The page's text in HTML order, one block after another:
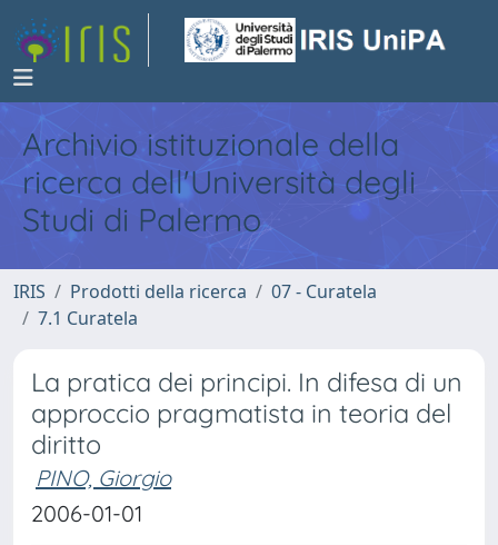
Archivio istituzionale della
ricerca dell'Università degli
Studi di Palermo
IRIS Prodotti della ricerca
07 - Curatela
7.1 Curatela
La pratica dei principi. In difesa di un
approccio pragmatista in teoria del
diritto
PINO, Giorgio
2006-01-01